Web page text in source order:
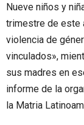
Nueve niños y
trimestre de este
violencia de
vinculados»,
sus madres en
informe de la
la Matria